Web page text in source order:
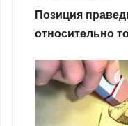
Позиция
относительно